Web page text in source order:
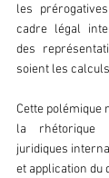
les
cadre légal
des
soient les
Cette
la rhétorique
juridiques
et application du